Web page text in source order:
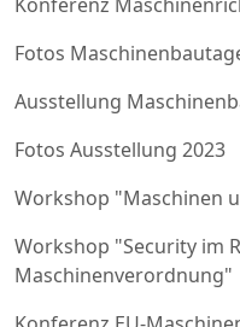
Fotos
Ausstellung
Fotos Ausstellung 2023
Workshop "Maschinen
Workshop "Security im
Maschinenverordnung"